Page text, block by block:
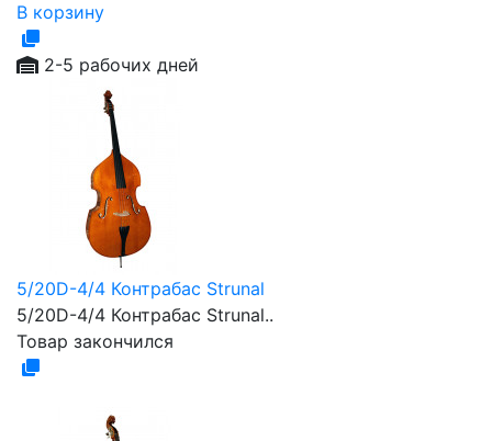
В корзину
2-5 рабочих дней
5/20D-4/4 Контрабас Strunal
5/20D-4/4 Контрабас Strunal..
Товар закончился